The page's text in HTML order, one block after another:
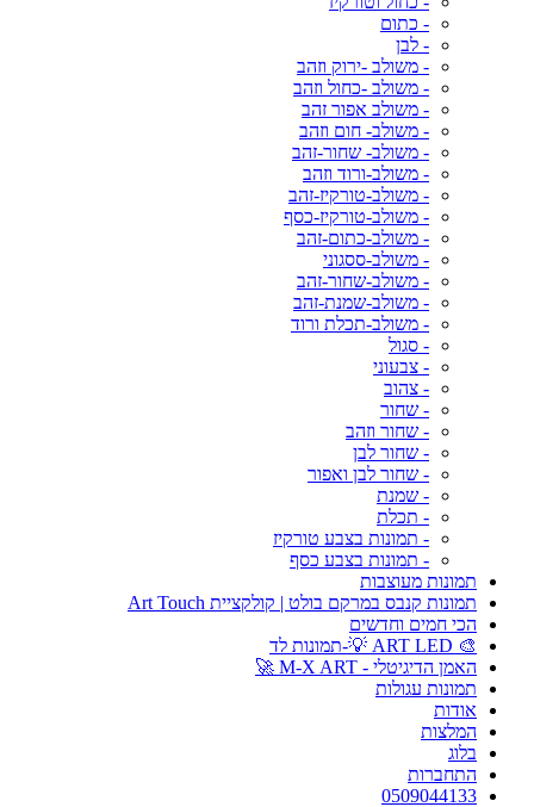
- כתום
- לבן
- משולב -ירוק וזהב
- משולב -כחול וזהב
- משולב אפור זהב
- משולב- חום וזהב
- משולב- שחור-זהב
- משולב-ורוד וזהב
- משולב-טורקיז-זהב
- משולב-טורקיז-כסף
- משולב-כתום-זהב
- משולב-ססגוני
- משולב-שחור-זהב
- משולב-שמנת-זהב
- משולב-תכלת ורוד
- סגול
- צבעוני
- צהוב
- שחור
- שחור וזהב
- שחור לבן
- שחור לבן ואפור
- שמנת
- תכלת
- תמונות בצבע טורקיז
- תמונות בצבע כסף
תמונות מעוצבות
תמונות קנבס במרקם בולט | קולקציית Art Touch
הכי חמים וחדשים
🎨 ART LED 💡-תמונות לד
האמן הדיגיטלי - M-X ART 🚀
תמונות עגולות
אודות
המלצות
בלוג
התחברות
0509044133